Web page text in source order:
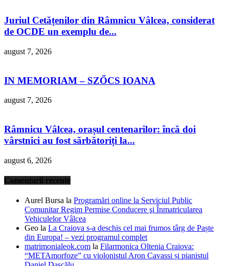
Juriul Cetățenilor din Râmnicu Vâlcea, considerat
de OCDE un exemplu de...
august 7, 2026
IN MEMORIAM – SZŐCS IOANA
august 7, 2026
Râmnicu Vâlcea, orașul centenarilor: încă doi
vârstnici au fost sărbătoriți la...
august 6, 2026
Comentarii recente
Aurel Bursa la Programări online la Serviciul Public
Comunitar Regim Permise Conducere şi Înmatricularea
Vehiculelor Vâlcea
Geo la La Craiova s-a deschis cel mai frumos târg de Paște
din Europa! – vezi programul complet
matrimonialeok.com la Filarmonica Oltenia Craiova:
“METAmorfoze” cu violonistul Aron Cavassi și pianistul